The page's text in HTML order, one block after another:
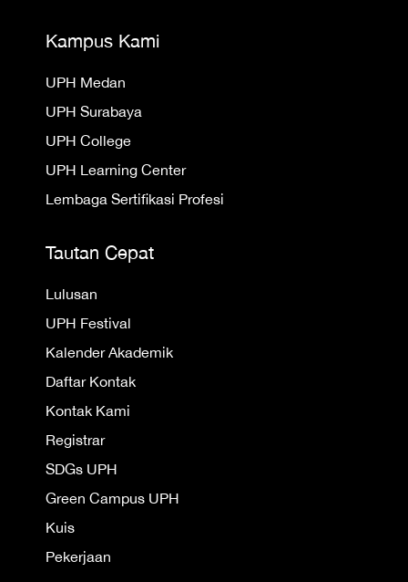
Kampus Kami
UPH Medan
UPH Surabaya
UPH College
UPH Learning Center
Lembaga Sertifikasi Profesi
Tautan Cepat
Lulusan
UPH Festival
Kalender Akademik
Daftar Kontak
Kontak Kami
Registrar
SDGs UPH
Green Campus UPH
Kuis
Pekerjaan